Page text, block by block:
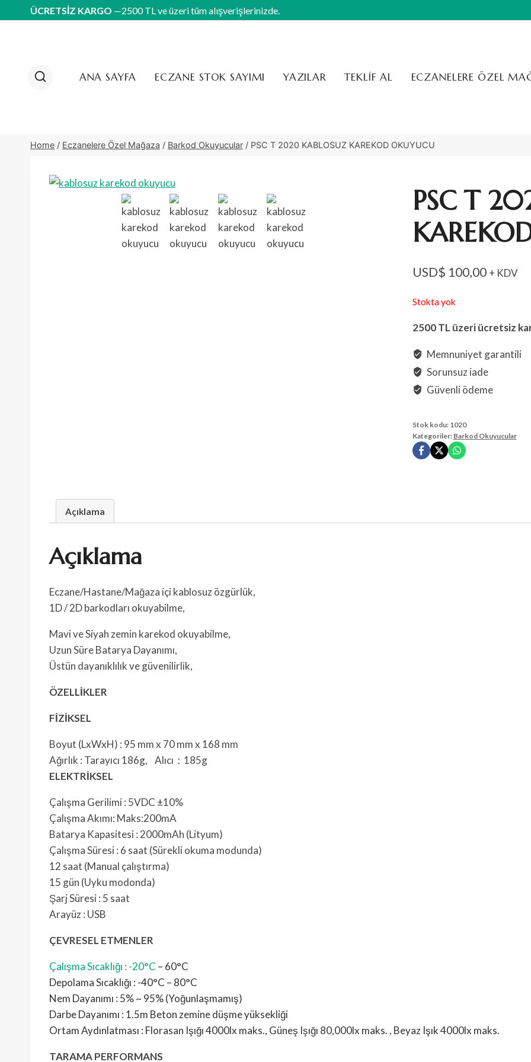
to
ÜCRETSİZ KARGO —2500 TL ve üzeri tüm alışverişlerinizde.
ANA SAYFA ECZANE STOK SAYIMI YAZILAR TEKLIF AL ECZANELERE ÖZEL
Home / Eczanelere Özel Mağaza / Barkod Okuyucular / PSC T 2020 KABLOSUZ KAREKOD OKUYUCU
PSC T
USD$ 100,00 + KDV
Stokta yok
2500 TL üzeri ücretsiz
Memnuniyet garantili
Sorunsuz iade
Güvenli ödeme
Stok kodu: 1020
Kategoriler: Barkod Okuyucular
Açıklama
Açıklama
Eczane/Hastane/Mağaza içi kablosuz özgürlük,
1D / 2D barkodları okuyabilme,
Mavi ve Siyah zemin karekod okuyabilme,
Uzun Süre Batarya Dayanımı,
Üstün dayanıklılık ve güvenilirlik,
ÖZELLİKLER
FİZİKSEL
Boyut (LxWxH) : 95 mm x 70 mm x 168 mm
Ağırlık : Tarayıcı 186g, Alıcı：185g
ELEKTRİKSEL
Çalışma Gerilimi : 5VDC ±10%
Çalışma Akımı: Maks:200mA
Batarya Kapasitesi : 2000mAh (Lityum)
Çalışma Süresi : 6 saat (Sürekli okuma modunda)
12 saat (Manual çalıştırma)
15 gün (Uyku modonda)
Şarj Süresi : 5 saat
Arayüz : USB
ÇEVRESEL ETMENLER
Çalışma Sıcaklığı : -20°C – 60°C
Depolama Sıcaklığı : -40°C – 80°C
Nem Dayanımı : 5% ~ 95% (Yoğunlaşmamış)
Darbe Dayanımı : 1.5m Beton zemine düşme yüksekliği
Ortam Aydınlatması : Florasan Işığı 4000lx maks., Güneş Işığı 80,000lx maks. , Beyaz Işık 4000lx maks.
TARAMA PERFORMANS